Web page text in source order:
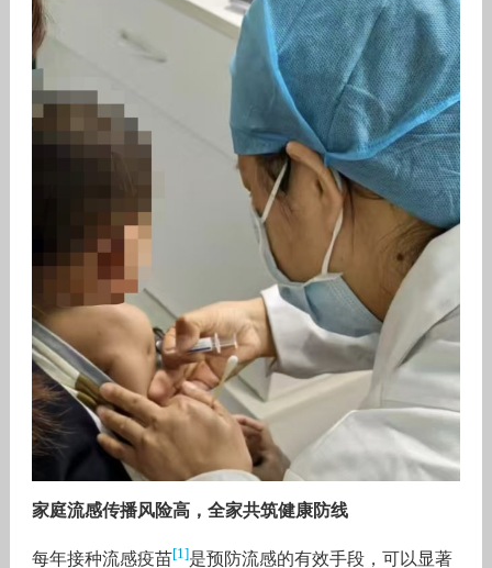
家庭流感传播风险高，全家共筑健康防线
每年接种流感疫苗[1]是预防流感的有效手段，可以显著